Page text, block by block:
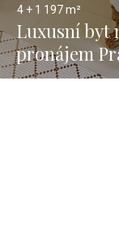
4 + 1 197 m²
Luxusní byt
pronájem
Staré Město